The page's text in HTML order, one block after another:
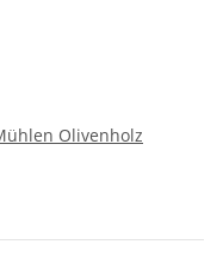
Olivenholz